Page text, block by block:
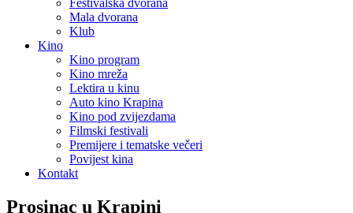
Festivalska dvorana
Mala dvorana
Klub
Kino
Kino program
Kino mreža
Lektira u kinu
Auto kino Krapina
Kino pod zvijezdama
Filmski festivali
Premijere i tematske večeri
Povijest kina
Kontakt
Prosinac u Krapini